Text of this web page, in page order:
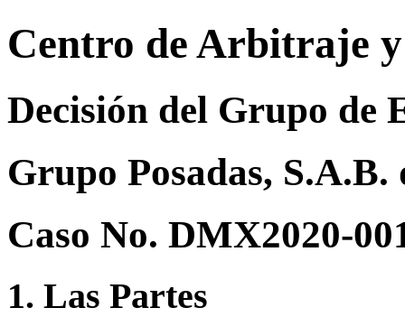
Centro de Arbitraje
Decisión del Grupo de
Grupo Posadas,
Caso No. DMX2020-
1. Las Partes